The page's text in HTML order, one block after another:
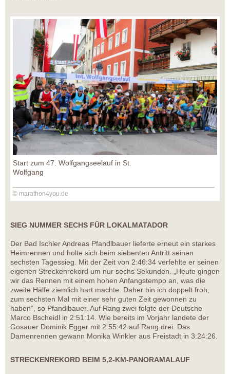
Start zum 47. Wolfgangseelauf in St.
Wolfgang
© marathon4you.de
SIEG NUMMER SECHS FÜR LOKALMATADOR
Der Bad Ischler Andreas Pfandlbauer lieferte erneut ein starkes
Heimrennen und holte sich beim siebenten Antritt seinen
sechsten Tagessieg. Mit der Zeit von 2:46:34 verfehlte er seinen
eigenen Streckenrekord um nur sechs Sekunden. „Heute gingen
wir das Rennen mit einem hohen Anfangstempo an, was die
zweite Hälfe ziemlich hart machte. Daher bin ich doppelt froh,
zum sechsten Mal mit einer sehr guten Zeit gewonnen zu
haben“, so Pfandlbauer. Auf Rang zwei folgte der Deutsche
Marco Bscheidl in 2:51:14. Wie bereits im Vorjahr landete der
Gosauer Dominik Egger mit 2:55:42 auf Rang drei. Das
Damenrennen gewann Monika Winkler aus Freistadt in 3:24:26.
STRECKENREKORD BEIM 5,2-KM-PANORAMALAUF